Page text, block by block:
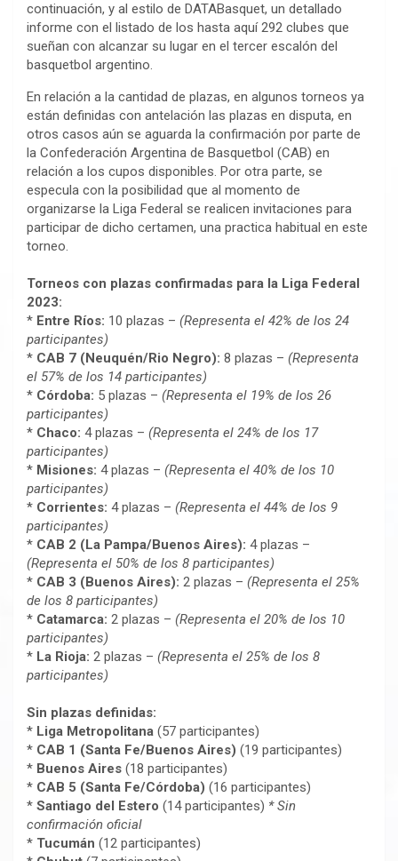
continuación, y al estilo de DATABasquet, un detallado
informe con el listado de los hasta aquí 292 clubes que
sueñan con alcanzar su lugar en el tercer escalón del
basquetbol argentino.
En relación a la cantidad de plazas, en algunos torneos ya
están definidas con antelación las plazas en disputa, en
otros casos aún se aguarda la confirmación por parte de
la Confederación Argentina de Basquetbol (CAB) en
relación a los cupos disponibles. Por otra parte, se
especula con la posibilidad que al momento de
organizarse la Liga Federal se realicen invitaciones para
participar de dicho certamen, una practica habitual en este
torneo.
Torneos con plazas confirmadas para la Liga Federal
2023:
* Entre Ríos: 10 plazas – (Representa el 42% de los 24
participantes)
* CAB 7 (Neuquén/Rio Negro): 8 plazas – (Representa
el 57% de los 14 participantes)
* Córdoba: 5 plazas – (Representa el 19% de los 26
participantes)
* Chaco: 4 plazas – (Representa el 24% de los 17
participantes)
* Misiones: 4 plazas – (Representa el 40% de los 10
participantes)
* Corrientes: 4 plazas – (Representa el 44% de los 9
participantes)
* CAB 2 (La Pampa/Buenos Aires): 4 plazas –
(Representa el 50% de los 8 participantes)
* CAB 3 (Buenos Aires): 2 plazas – (Representa el 25%
de los 8 participantes)
* Catamarca: 2 plazas – (Representa el 20% de los 10
participantes)
* La Rioja: 2 plazas – (Representa el 25% de los 8
participantes)
Sin plazas definidas:
* Liga Metropolitana (57 participantes)
* CAB 1 (Santa Fe/Buenos Aires) (19 participantes)
* Buenos Aires (18 participantes)
* CAB 5 (Santa Fe/Córdoba) (16 participantes)
* Santiago del Estero (14 participantes) * Sin
confirmación oficial
* Tucumán (12 participantes)